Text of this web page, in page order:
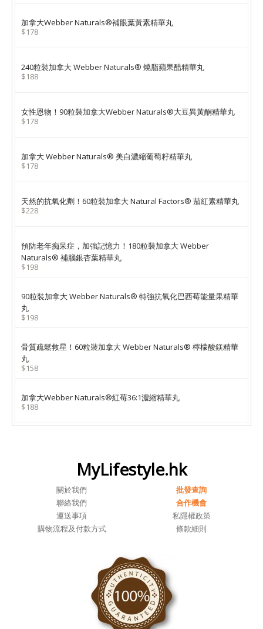
加拿大Webber Naturals®補眼葉黃素精華丸
$178
240粒裝加拿大 Webber Naturals® 燒脂蘋果醋精華丸
$188
女性恩物！90粒裝加拿大Webber Naturals®大豆異黃酮精華丸
$178
加拿大 Webber Naturals® 美白濃縮葡萄籽精華丸
$178
天然的抗氧化劑！60粒裝加拿大 Natural Factors® 茄紅素精華丸
$228
預防老年痴呆症，加強記憶力！180粒裝加拿大 Webber
Naturals® 補腦銀杏葉精華丸
$198
90粒裝加拿大 Webber Naturals® 特強抗氧化巴西莓能量果精華
丸
$198
骨質疏鬆救星！60粒裝加拿大 Webber Naturals® 檸檬酸鎂精華
丸
$158
加拿大Webber Naturals®紅莓36:1濃縮精華丸
$188
MyLifestyle.hk
關於我們
批發查詢
聯絡我們
合作機會
運送事項
私隱權政策
購物流程及付款方式
條款細則